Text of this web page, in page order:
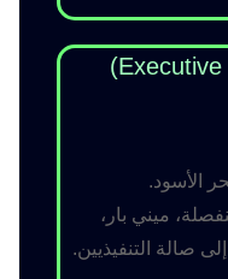
الأسود.
ميني بار،
صالة التنفيذيين.